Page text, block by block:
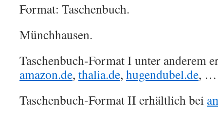
Format: Taschenbuch.
Münchhausen.
Taschenbuch-Format I unter anderem
amazon.de, thalia.de, hugendubel.de, …
Taschenbuch-Format II erhältlich bei